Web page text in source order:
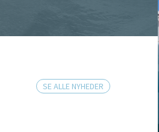
SE ALLE NYHEDER